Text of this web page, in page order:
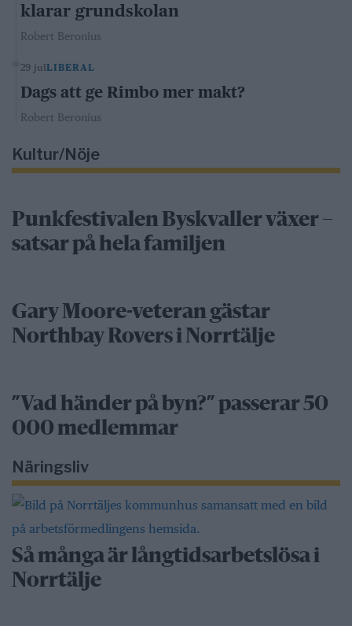
klarar grundskolan
Robert Beronius
29 julLIBERAL
Dags att ge Rimbo mer makt?
Robert Beronius
Kultur/Nöje
Punkfestivalen Byskvaller växer –
satsar på hela familjen
Gary Moore-veteran gästar
Northbay Rovers i Norrtälje
”Vad händer på byn?” passerar 50
000 medlemmar
Näringsliv
Så många är långtidsarbetslösa i
Norrtälje